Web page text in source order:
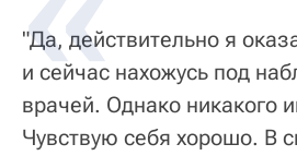
"Да, действительно я
и сейчас нахожусь под
врачей. Однако никакого
Чувствую себя хорошо. В